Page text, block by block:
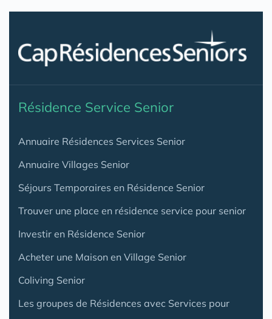
Résidence Service Senior
Annuaire Résidences Services Senior
Annuaire Villages Senior
Séjours Temporaires en Résidence Senior
Trouver une place en résidence service pour senior
Investir en Résidence Senior
Acheter une Maison en Village Senior
Coliving Senior
Les groupes de Résidences avec Services pour